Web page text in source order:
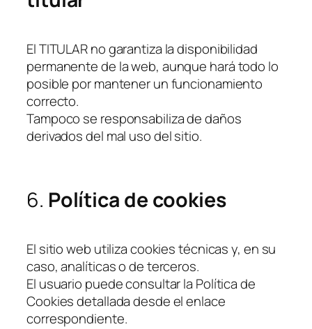
El TITULAR no garantiza la disponibilidad
permanente de la web, aunque hará todo lo
posible por mantener un funcionamiento
correcto.
Tampoco se responsabiliza de daños
derivados del mal uso del sitio.
6. Política de cookies
El sitio web utiliza cookies técnicas y, en su
caso, analíticas o de terceros.
El usuario puede consultar la Política de
Cookies detallada desde el enlace
correspondiente.